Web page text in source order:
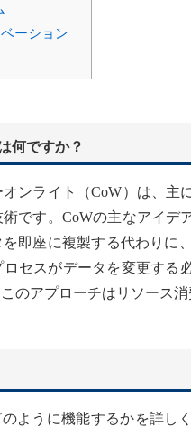
ーション
何ですか？
ンライト（CoW）は、主
です。CoWの主なアイ
即座に複製する代わりに
セスがデータを変更する
のアプローチはリソース
のように機能するかを詳